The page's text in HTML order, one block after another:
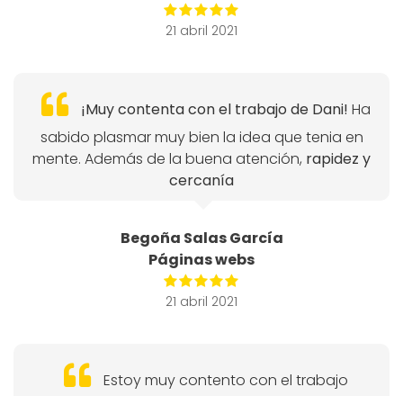
21 abril 2021
¡Muy contenta con el trabajo de Dani! Ha
sabido plasmar muy bien la idea que tenia en
mente. Además de la buena atención, rapidez y
cercanía
Begoña Salas García
Páginas webs
21 abril 2021
Estoy muy contento con el trabajo